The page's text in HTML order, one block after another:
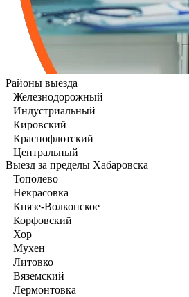
Районы выезда
Железнодорожный
Индустриальный
Кировский
Краснофлотский
Центральный
Выезд за пределы Хабаровска
Тополево
Некрасовка
Князе-Волконское
Корфовский
Хор
Мухен
Литовко
Вяземский
Лермонтовка